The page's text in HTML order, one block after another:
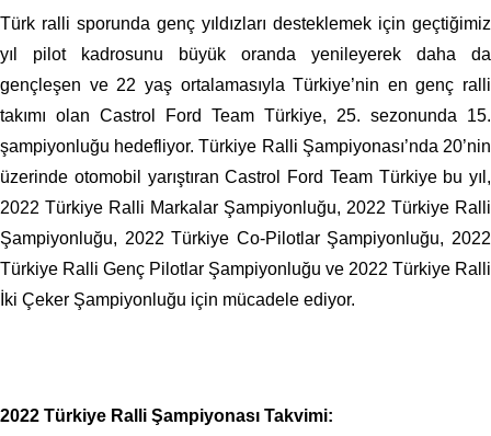
Türk ralli sporunda genç yıldızları desteklemek için geçtiğimiz
yıl pilot kadrosunu büyük oranda yenileyerek daha da
gençleşen ve 22 yaş ortalamasıyla Türkiye’nin en genç ralli
takımı olan Castrol Ford Team Türkiye, 25. sezonunda 15.
şampiyonluğu hedefliyor. Türkiye Ralli Şampiyonası’nda 20’nin
üzerinde otomobil yarıştıran Castrol Ford Team Türkiye bu yıl,
2022 Türkiye Ralli Markalar Şampiyonluğu, 2022 Türkiye Ralli
Şampiyonluğu, 2022 Türkiye Co-Pilotlar Şampiyonluğu, 2022
Türkiye Ralli Genç Pilotlar Şampiyonluğu ve 2022 Türkiye Ralli
İki Çeker Şampiyonluğu için mücadele ediyor.
2022 Türkiye Ralli Şampiyonası Takvimi: